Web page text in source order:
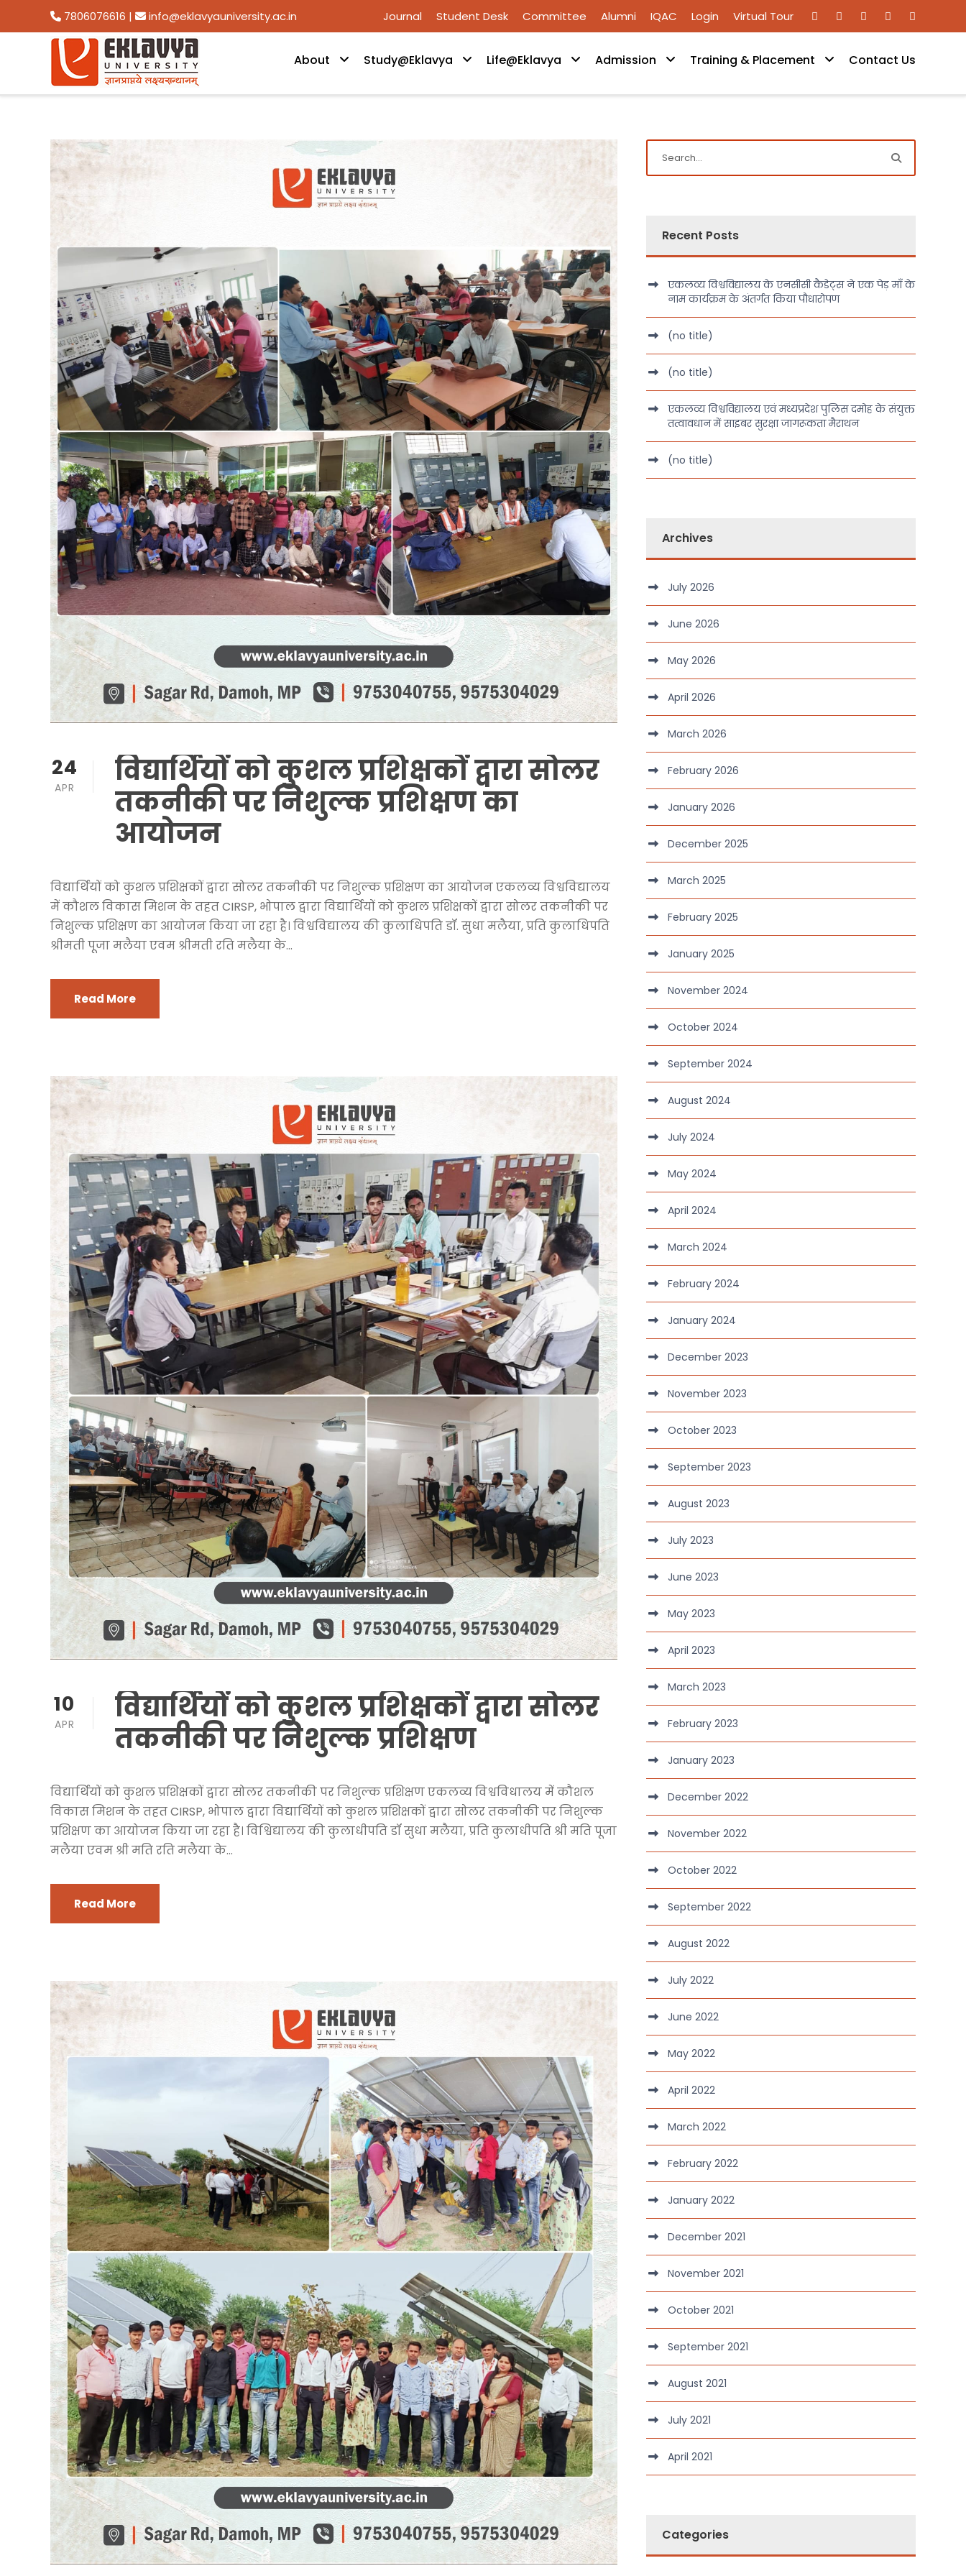
7806076616 | info@eklavyauniversity.ac.in Journal Student Desk Committee Alumni IQAC Login Virtual Tour
About Study@Eklavya Life@Eklavya Admission Training & Placement Contact Us
24
APR
विद्यार्थियों को कुशल प्रशिक्षकों द्वारा सोलर
तकनीकी पर निशुल्क प्रशिक्षण का
आयोजन
विद्यार्थियों को कुशल प्रशिक्षकों द्वारा सोलर तकनीकी पर निशुल्क प्रशिक्षण का आयोजन एकलव्य विश्वविद्यालय
में कौशल विकास मिशन के तहत CIRSP, भोपाल द्वारा विद्यार्थियों को कुशल प्रशिक्षकों द्वारा सोलर तकनीकी पर
निशुल्क प्रशिक्षण का आयोजन किया जा रहा है। विश्वविद्यालय की कुलाधिपति डॉ. सुधा मलैया, प्रति कुलाधिपति
श्रीमती पूजा मलैया एवम श्रीमती रति मलैया के...
Read More
10
APR
विद्यार्थियों को कुशल प्रशिक्षकों द्वारा सोलर
तकनीकी पर निशुल्क प्रशिक्षण
विद्यार्थियों को कुशल प्रशिक्षकों द्वारा सोलर तकनीकी पर निशुल्क प्रशिक्षण एकलव्य विश्वविधालय में कौशल
विकास मिशन के तहत CIRSP, भोपाल द्वारा विद्यार्थियों को कुशल प्रशिक्षकों द्वारा सोलर तकनीकी पर निशुल्क
प्रशिक्षण का आयोजन किया जा रहा है। विश्विद्यालय की कुलाधीपति डॉ सुधा मलैया, प्रति कुलाधीपति श्री मति पूजा
मलैया एवम श्री मति रति मलैया के...
Read More
Recent Posts
एकलव्य विश्वविद्यालय के एनसीसी कैडेट्स ने एक पेड़ माँ के
नाम कार्यक्रम के अंतर्गत किया पौधारोपण
(no title)
(no title)
एकलव्य विश्वविद्यालय एवं मध्यप्रदेश पुलिस दमोह के संयुक्त
तत्वावधान में साइबर सुरक्षा जागरूकता मैराथन
(no title)
Archives
July 2026
June 2026
May 2026
April 2026
March 2026
February 2026
January 2026
December 2025
March 2025
February 2025
January 2025
November 2024
October 2024
September 2024
August 2024
July 2024
May 2024
April 2024
March 2024
February 2024
January 2024
December 2023
November 2023
October 2023
September 2023
August 2023
July 2023
June 2023
May 2023
April 2023
March 2023
February 2023
January 2023
December 2022
November 2022
October 2022
September 2022
August 2022
July 2022
June 2022
May 2022
April 2022
March 2022
February 2022
January 2022
December 2021
November 2021
October 2021
September 2021
August 2021
July 2021
April 2021
Categories